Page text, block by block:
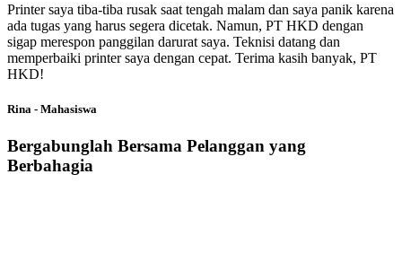
Printer saya tiba-tiba rusak saat tengah malam dan saya panik karena
ada tugas yang harus segera dicetak. Namun, PT HKD dengan
sigap merespon panggilan darurat saya. Teknisi datang dan
memperbaiki printer saya dengan cepat. Terima kasih banyak, PT
HKD!
Rina - Mahasiswa
Bergabunglah Bersama Pelanggan yang
Berbahagia